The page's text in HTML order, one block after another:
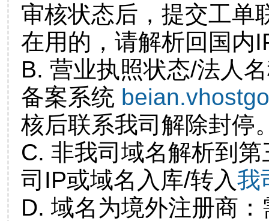
审核状态后，提交工单
在用的，请解析回国内
B. 营业执照状态/法人
备案系统
核后联系我司解除封停
C. 非我司域名解析到
司IP或域名入库/转入我
D. 域名为境外注册商